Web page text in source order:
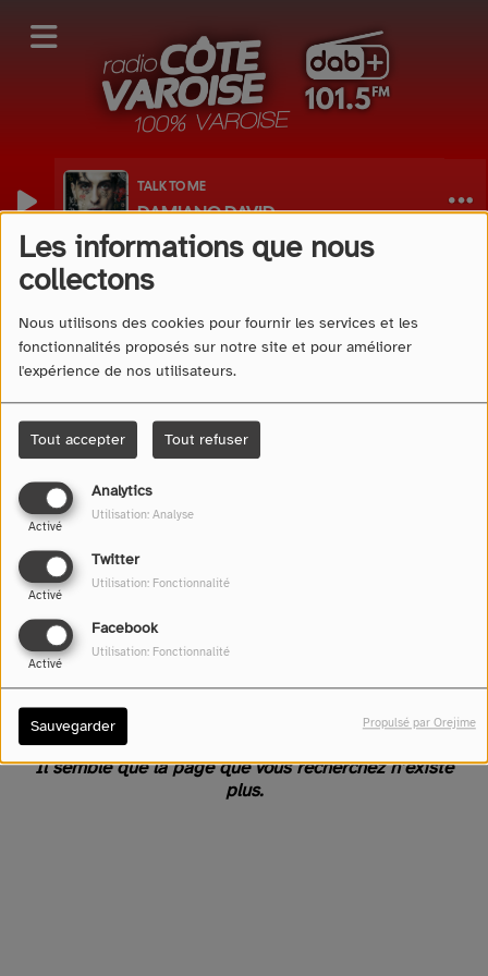
Les informations que nous
collectons
Nous utilisons des cookies pour fournir les services et les
fonctionnalités proposés sur notre site et pour améliorer
l'expérience de nos utilisateurs.
Tout accepter Tout refuser
Analytics
Activé
Utilisation: Analyse
Twitter
Activé
Utilisation: Fonctionnalité
Facebook
Activé
Utilisation: Fonctionnalité
Sauvegarder Propulsé par Orejime
TALK TO ME
DAMIANO DAVID
Oups, vous avez rencontré
Il semble que la page que vous recherchez n’existe
plus.